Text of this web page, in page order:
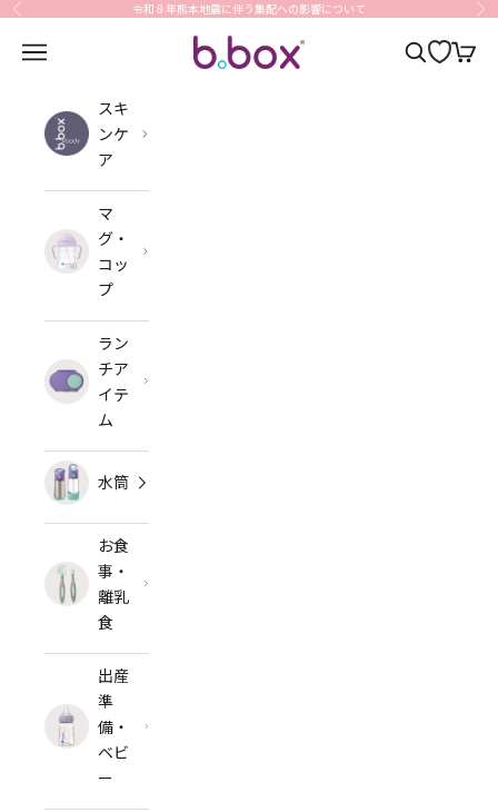
コンテンツへスキップ
前へ 令和８年熊本地震に伴う集配への影響について 次
b.box Japan
メニューを開く 検索を開く
カー
スキ
ンケ
ア
マ
グ・
コッ
プ
ラン
チア
イテ
ム
水筒
お食
事・
離乳
食
出産
準
備・
ベビ
ー